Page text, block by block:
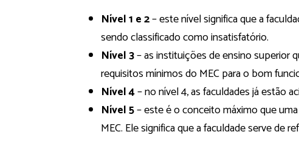
Nível 1 e 2– este nível significa que a
sendo classificado como insatisfatório.
Nível 3– as instituições de ensino superior
requisitos mínimos do MEC para o bom
Nível 4– no nível 4, as faculdades já estão
Nível 5– este é o conceito máximo que
MEC. Ele significa que a faculdade serve de